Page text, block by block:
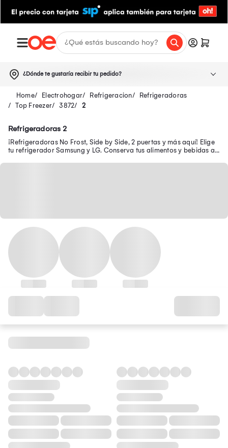
¿Dónde te gustaría recibir tu pedido?
Electrohogar Refrigeracion
Refrigeradoras
Top Freezer
3872 2
Refrigeradoras 2
¡Refrigeradoras No Frost, Side by Side, 2 puertas y más aquí! Elige
tu refrigerador Samsung y LG. Conserva tus alimentos y bebidas a